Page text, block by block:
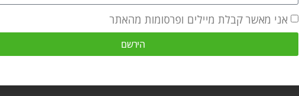
אני מאשר קבלת מיילים ופרסומות מהאתר
הירשם